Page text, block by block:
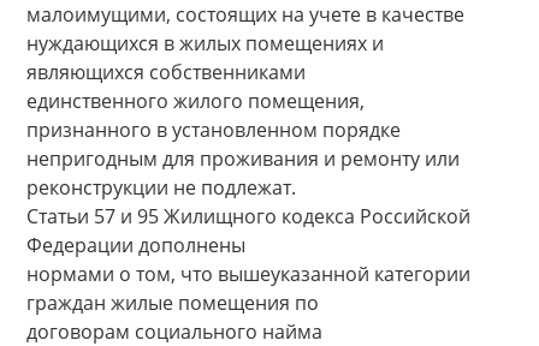
малоимущими, состоящих на учете в качестве
нуждающихся в жилых помещениях и
являющихся собственниками
единственного жилого помещения,
признанного в установленном порядке
непригодным для проживания и ремонту или
реконструкции не подлежат.
Статьи 57 и 95 Жилищного кодекса Российской
Федерации дополнены
нормами о том, что вышеуказанной категории
граждан жилые помещения по
договорам социального найма